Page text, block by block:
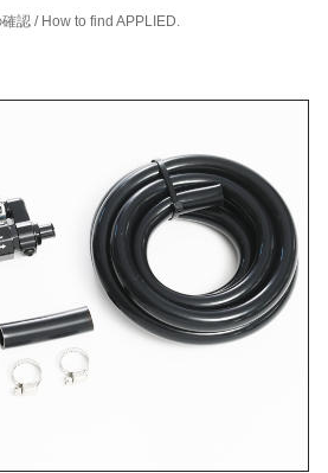
認 / How to find APPLIED.